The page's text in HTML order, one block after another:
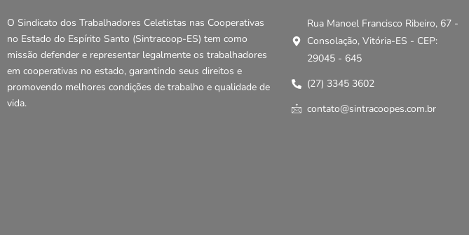
O Sindicato dos Trabalhadores Celetistas nas Cooperativas
no Estado do Espírito Santo (Sintracoop-ES) tem como
missão defender e representar legalmente os trabalhadores
em cooperativas no estado, garantindo seus direitos e
promovendo melhores condições de trabalho e qualidade de
vida.
Rua Manoel Francisco Ribeiro, 67 -
Consolação, Vitória-ES - CEP:
29045 - 645
(27) 3345 3602
contato@sintracoopes.com.br